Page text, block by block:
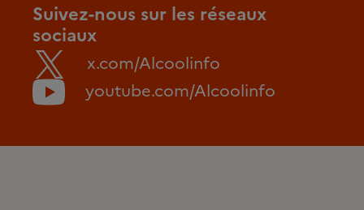
Suivez-nous sur les réseaux
sociaux
x.com/Alcoolinfo
youtube.com/Alcoolinfo